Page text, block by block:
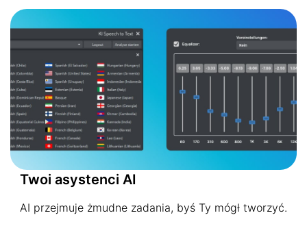
Twoi asystenci AI
AI przejmuje żmudne zadania, byś Ty mógł tworzyć.